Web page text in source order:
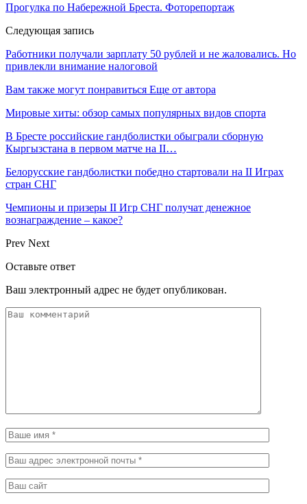
Прогулка по Набережной Бреста. Фоторепортаж
Следующая запись
Работники получали зарплату 50 рублей и не жаловались. Но
привлекли внимание налоговой
Вам также могут понравиться Еще от автора
Мировые хиты: обзор самых популярных видов спорта
В Бресте российские гандболистки обыграли сборную
Кыргызстана в первом матче на II…
Белорусские гандболистки победно стартовали на II Играх
стран СНГ
Чемпионы и призеры II Игр СНГ получат денежное
вознаграждение – какое?
Prev Next
Оставьте ответ
Ваш электронный адрес не будет опубликован.